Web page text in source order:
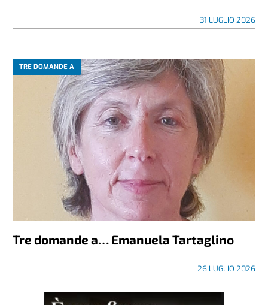
31 LUGLIO 2026
TRE DOMANDE A
Tre domande a… Emanuela Tartaglino
26 LUGLIO 2026